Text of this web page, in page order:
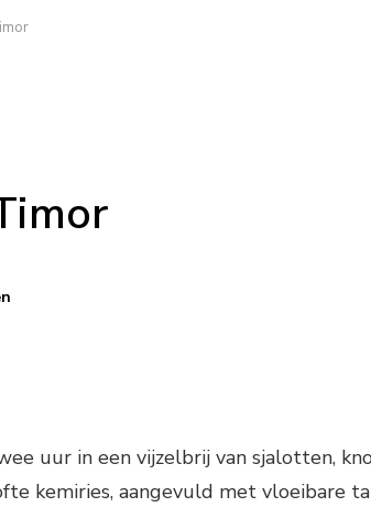
uur in een vijzelbrij van sjalotten,
kemiries, aangevuld met vloeibare